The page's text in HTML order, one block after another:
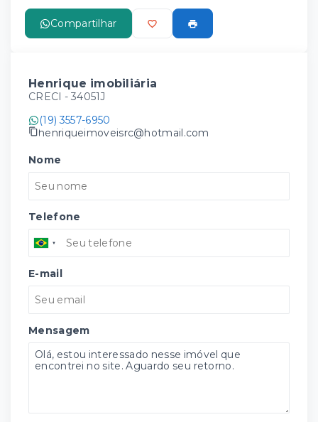
Compartilhar
Henrique imobiliária
CRECI - 34051J
(19) 3557-6950
henriqueimoveisrc@hotmail.com
Nome
Telefone
E-mail
Mensagem